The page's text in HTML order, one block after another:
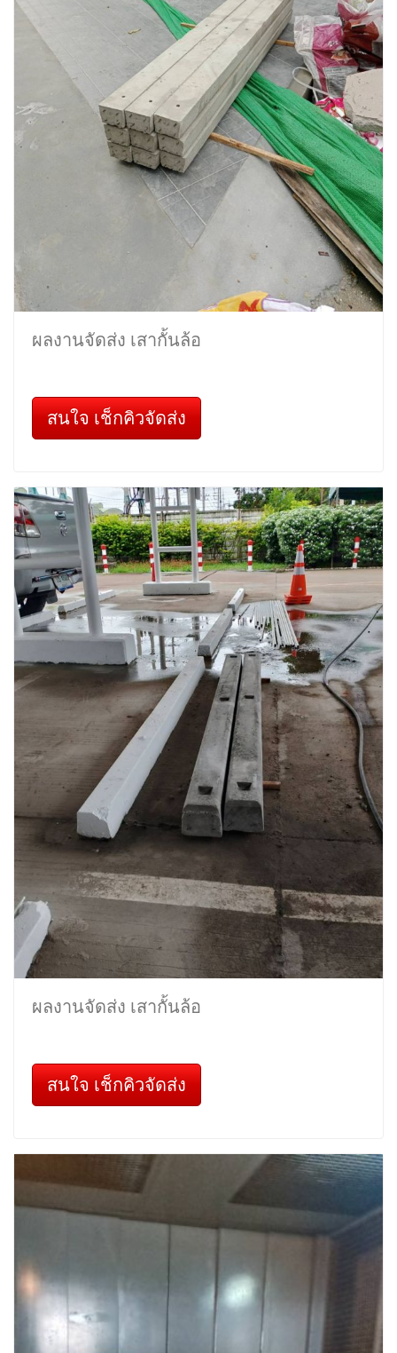
ผลงานจัดส่ง เสากั้นล้อ
สนใจ เช็กคิวจัดส่ง
ผลงานจัดส่ง เสากั้นล้อ
สนใจ เช็กคิวจัดส่ง